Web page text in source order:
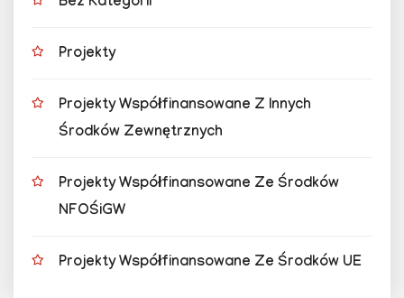
Bez Kategorii
Projekty
Projekty Współfinansowane Z Innych
Środków Zewnętrznych
Projekty Współfinansowane Ze Środków
NFOŚiGW
Projekty Współfinansowane Ze Środków UE